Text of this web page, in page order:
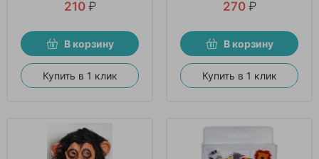
210 ₽
В корзину
Купить в 1 клик
270 ₽
В корзину
Купить в 1 клик